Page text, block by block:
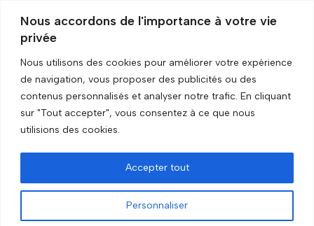
Nous accordons de l'importance à votre vie
privée
Nous utilisons des cookies pour améliorer votre expérience
de navigation, vous proposer des publicités ou des
contenus personnalisés et analyser notre trafic. En cliquant
sur "Tout accepter", vous consentez à ce que nous
utilisions des cookies.
Personnaliser
Accepter tout
Aller
au
contenu
Accueil»Soudan
Soudan
3 février 2026